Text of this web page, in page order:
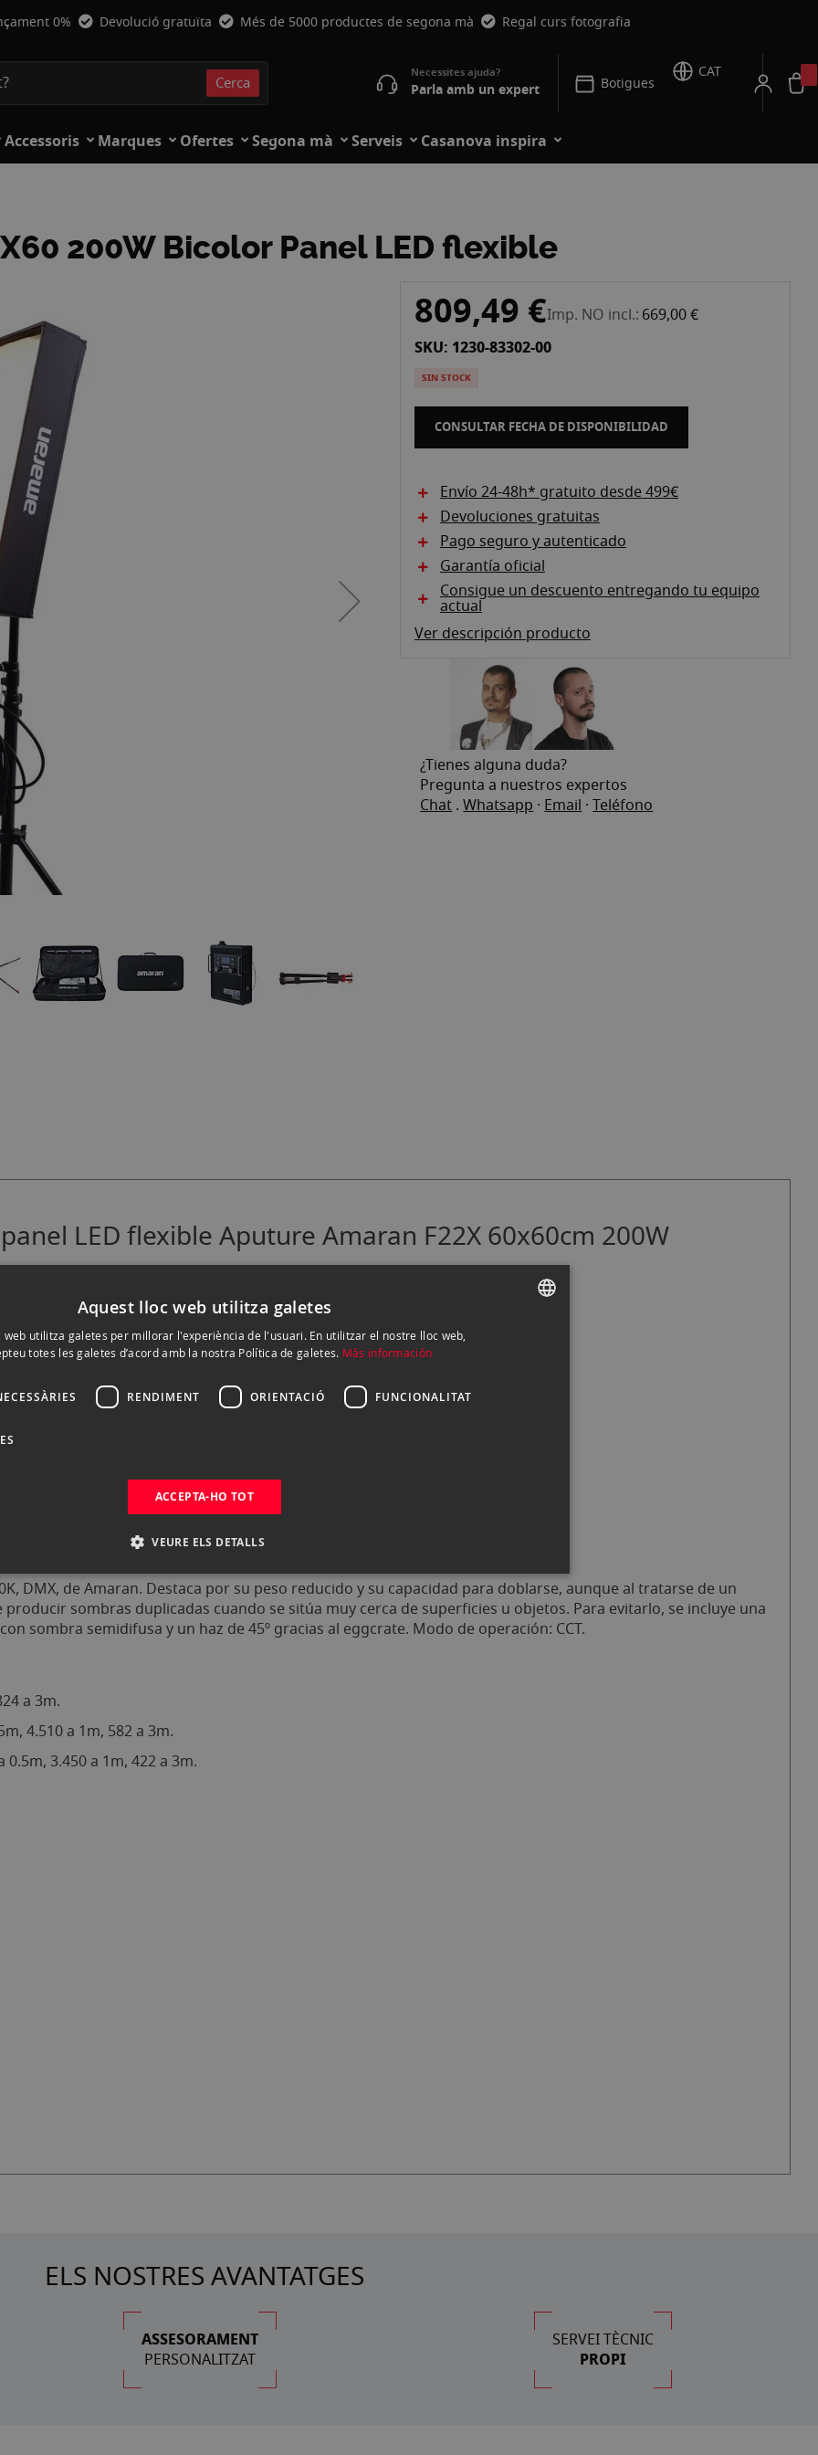
0% Devolució gratuïta Més de 5000 productes de segona mà Regal curs fotografia
Cerca Parla amb un expert Botigues
CAT
Accessoris Marques Ofertes Segona mà Serveis Casanova inspira
200W Bicolor Panel LED flexible
809,49 €Imp. NO incl. 669,00 €
SKU: 1230-83302-00
SIN STOCK
CONSULTAR FECHA DE DISPONIBILIDAD
Envío 24-48h* gratuito desde 499€
Devoluciones gratuitas
Pago seguro y autenticado
Garantía oficial
Consigue un descuento entregando tu equipo
actual
Ver descripción producto
¿Tienes alguna duda?
Pregunta a nuestros expertos
Chat.Whatsapp·Email·Teléfono
LED flexible Aputure Amaran F22X 60x60cm 200W
configuraciones
multisombras
con sombra semidifusa
DMX, de Amaran. Destaca por su peso reducido y su capacidad para doblarse, aunque al tratarse de un
sombras duplicadas cuando se sitúa muy cerca de superficies u objetos. Para evitarlo, se incluye una
sombra semidifusa y un haz de 45º gracias al eggcrate. Modo de operación: CCT.
a 3m.
4.510 a 1m, 582 a 3m.
3.450 a 1m, 422 a 3m.
ELS NOSTRES AVANTATGES
ASSESORAMENT
PERSONALITZAT
SERVEI TÈCNIC
PROPI
Aquest lloc web utilitza galetes
web utilitza galetes per millorar l'experiència de l'usuari. En utilitzar el nostre lloc web,
totes les galetes d’acord amb la nostra Política de galetes. Más información
RENDIMENT ORIENTACIÓ FUNCIONALITAT
ACCEPTA-HO TOT
VEURE ELS DETALLS